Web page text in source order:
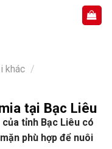
khác /
tại Bạc Liêu
tỉnh Bạc Liêu có
phù hợp để nuôi